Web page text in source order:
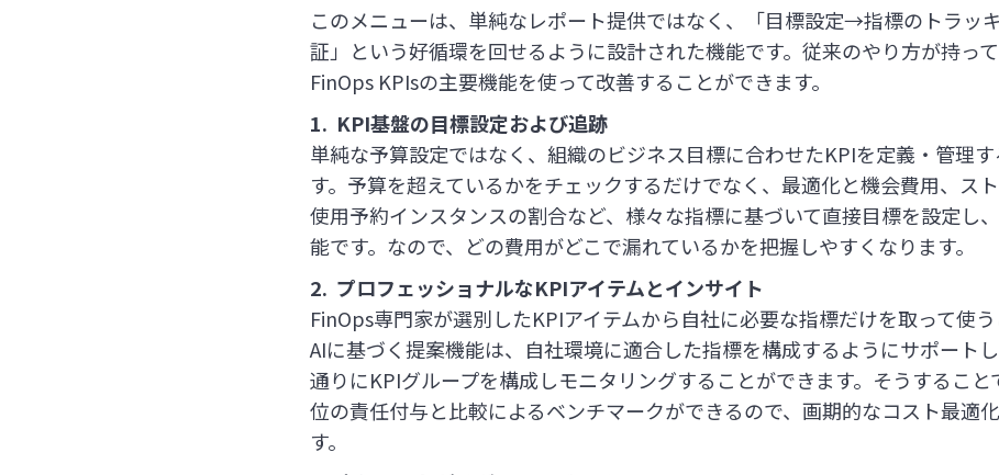
このメニューは、単純なレポート提供ではなく、「目標設定→指標のトラ
証」という好循環を回せるように設計された機能です。従来のやり方が持って
FinOps KPIsの主要機能を使って改善することができます。
1. KPI基盤の目標設定および追跡
単純な予算設定ではなく、組織のビジネス目標に合わせたKPIを定義・管理
す。予算を超えているかをチェックするだけでなく、最適化と機会費用、ス
使用予約インスタンスの割合など、様々な指標に基づいて直接目標を設定し
能です。なので、どの費用がどこで漏れているかを把握しやすくなります。
2. プロフェッショナルなKPIアイテムとインサイト
FinOps専門家が選別したKPIアイテムから自社に必要な指標だけを取って使う
AIに基づく提案機能は、自社環境に適合した指標を構成するようにサポート
通りにKPIグループを構成しモニタリングすることができます。そうすること
位の責任付与と比較によるベンチマークができるので、画期的なコスト最適
す。